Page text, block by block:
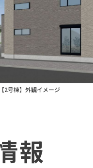
【2号棟】外観イメージ
報